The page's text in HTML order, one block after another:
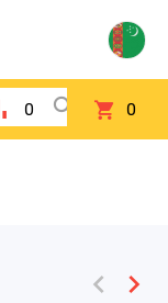
0 0